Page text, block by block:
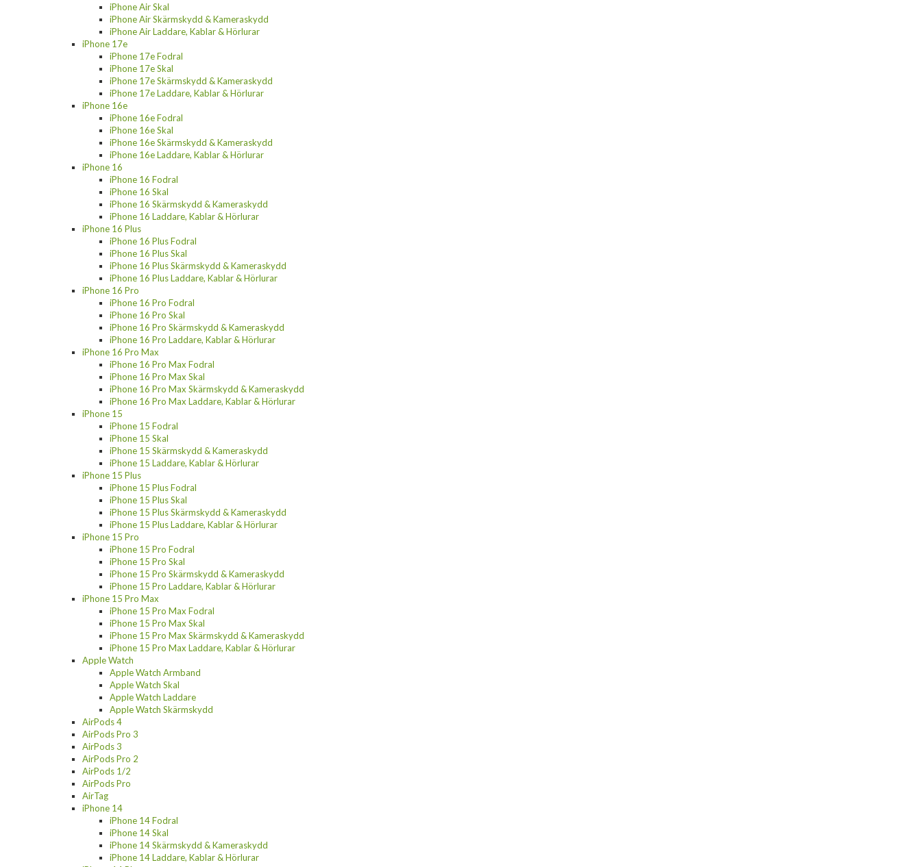
iPhone Air Skal
iPhone Air Skärmskydd & Kameraskydd
iPhone Air Laddare, Kablar & Hörlurar
iPhone 17e
iPhone 17e Fodral
iPhone 17e Skal
iPhone 17e Skärmskydd & Kameraskydd
iPhone 17e Laddare, Kablar & Hörlurar
iPhone 16e
iPhone 16e Fodral
iPhone 16e Skal
iPhone 16e Skärmskydd & Kameraskydd
iPhone 16e Laddare, Kablar & Hörlurar
iPhone 16
iPhone 16 Fodral
iPhone 16 Skal
iPhone 16 Skärmskydd & Kameraskydd
iPhone 16 Laddare, Kablar & Hörlurar
iPhone 16 Plus
iPhone 16 Plus Fodral
iPhone 16 Plus Skal
iPhone 16 Plus Skärmskydd & Kameraskydd
iPhone 16 Plus Laddare, Kablar & Hörlurar
iPhone 16 Pro
iPhone 16 Pro Fodral
iPhone 16 Pro Skal
iPhone 16 Pro Skärmskydd & Kameraskydd
iPhone 16 Pro Laddare, Kablar & Hörlurar
iPhone 16 Pro Max
iPhone 16 Pro Max Fodral
iPhone 16 Pro Max Skal
iPhone 16 Pro Max Skärmskydd & Kameraskydd
iPhone 16 Pro Max Laddare, Kablar & Hörlurar
iPhone 15
iPhone 15 Fodral
iPhone 15 Skal
iPhone 15 Skärmskydd & Kameraskydd
iPhone 15 Laddare, Kablar & Hörlurar
iPhone 15 Plus
iPhone 15 Plus Fodral
iPhone 15 Plus Skal
iPhone 15 Plus Skärmskydd & Kameraskydd
iPhone 15 Plus Laddare, Kablar & Hörlurar
iPhone 15 Pro
iPhone 15 Pro Fodral
iPhone 15 Pro Skal
iPhone 15 Pro Skärmskydd & Kameraskydd
iPhone 15 Pro Laddare, Kablar & Hörlurar
iPhone 15 Pro Max
iPhone 15 Pro Max Fodral
iPhone 15 Pro Max Skal
iPhone 15 Pro Max Skärmskydd & Kameraskydd
iPhone 15 Pro Max Laddare, Kablar & Hörlurar
Apple Watch
Apple Watch Armband
Apple Watch Skal
Apple Watch Laddare
Apple Watch Skärmskydd
AirPods 4
AirPods Pro 3
AirPods 3
AirPods Pro 2
AirPods 1/2
AirPods Pro
AirTag
iPhone 14
iPhone 14 Fodral
iPhone 14 Skal
iPhone 14 Skärmskydd & Kameraskydd
iPhone 14 Laddare, Kablar & Hörlurar